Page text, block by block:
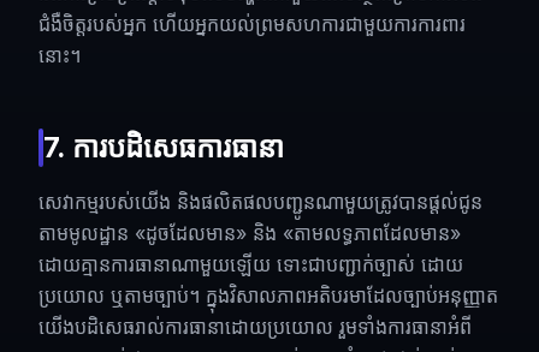
ជំងឺចិត្តរបស់អ្នក ហើយអ្នកយល់ព្រមសហការជាមួយការការពារ
នោះ។
7. ការបដិសេធការធានា
សេវាកម្មរបស់យើង និងផលិតផលបញ្ជូនណាមួយត្រូវបានផ្តល់ជូន
តាមមូលដ្ឋាន «ដូចដែលមាន» និង «តាមលទ្ធភាពដែលមាន»
ដោយគ្មានការធានាណាមួយឡើយ ទោះជាបញ្ជាក់ច្បាស់ ដោយ
ប្រយោល ឬតាមច្បាប់។ ក្នុងវិសាលភាពអតិបរមាដែលច្បាប់អនុញ្ញាត
យើងបដិសេធរាល់ការធានាដោយប្រយោល រួមទាំងការធានាអំពី